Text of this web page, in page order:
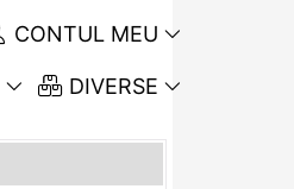
CONTUL MEU
DIVERSE